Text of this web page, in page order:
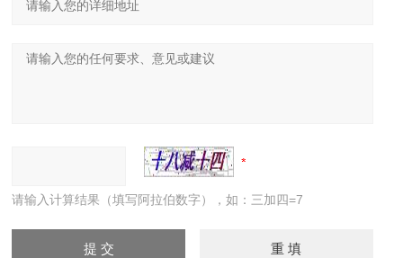
请输入计算结果（填写阿拉伯数字），如：三加四=7